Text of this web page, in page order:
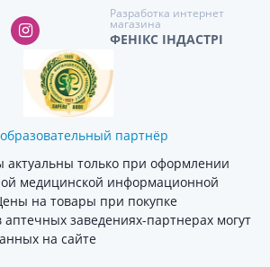
Разработка интернет
магазина
ФЕНІКС ІНДАСТРІ
партнёр
актуальны только при оформлении
медицинской информационной
на товары при покупке
аптечных заведениях-партнерах могут
на сайте